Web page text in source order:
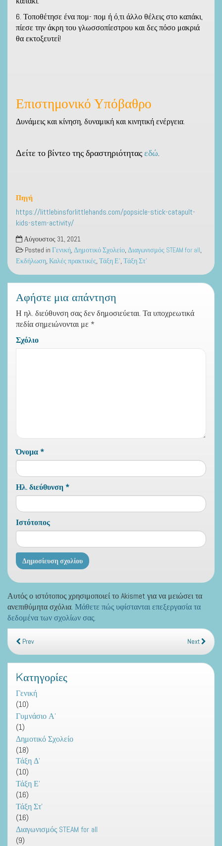
6. Τοποθέτησε ένα πομ- πομ ή ό,τι άλλο θέλεις στο καπάκι,
πίεσε την άκρη του γλωσσοπίεστρου και δες πόσο μακριά
θα εκτοξευτεί!
Επιστημονικό Υπόβαθρο
Δυνάμεις και κίνηση, δυναμική και κινητική ενέργεια.
Δείτε το βίντεο της δραστηριότηταςεδώ.
Πηγή
https://littlebinsforlittlehands.com/popsicle-stick-catapult-
kids-stem-activity/
Αύγουστος 31, 2021
Posted in Γενική, Δημοτικό Σχολείο, Διαγωνισμός STEAM for all,
Εκδήλωση, Καλές πρακτικές, Τάξη Ε', Τάξη Στ'
Αφήστε μια απάντηση
Η ηλ. διεύθυνση σας δεν δημοσιεύεται. Τα υποχρεωτικά
πεδία σημειώνονται με *
Σχόλιο
Όνομα*
Ηλ. διεύθυνση*
Ιστότοπος
Αυτός ο ιστότοπος χρησιμοποιεί το Akismet για να μειώσει τα
ανεπιθύμητα σχόλια. Μάθετε πώς υφίστανται επεξεργασία τα
δεδομένα των σχολίων σας.
Prev Next
Kατηγορίες
Γενική
(10)
Γυμνάσιο Α'
(1)
Δημοτικό Σχολείο
(18)
Τάξη Δ'
(10)
Τάξη Ε'
(16)
Τάξη Στ'
(16)
Διαγωνισμός STEAM for all
(9)